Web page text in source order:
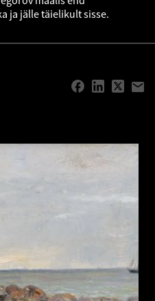
ja jälle täielikult sisse.